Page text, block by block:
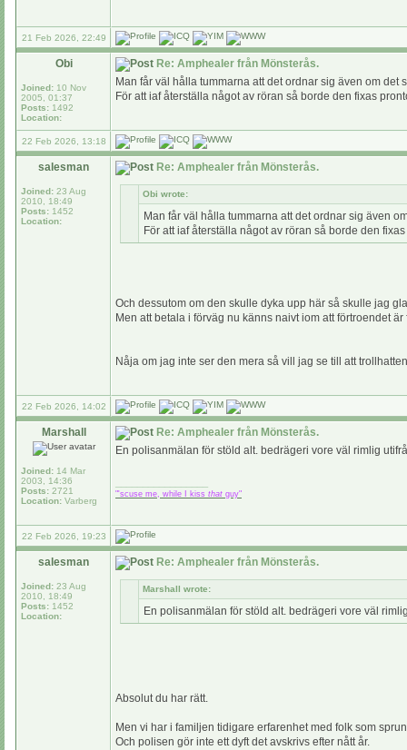
21 Feb 2026, 22:49
Obi
Joined: 10 Nov
2005, 01:37
Posts: 1492
Location:
Re: Amphealer från Mönsterås.
Man får väl hålla tummarna att det ordnar sig även om det
För att iaf återställa något av röran så borde den fixas
22 Feb 2026, 13:18
salesman
Joined: 23 Aug
2010, 18:49
Posts: 1452
Location:
Re: Amphealer från Mönsterås.
Obi wrote:
Man får väl hålla tummarna att det ordnar sig även
För att iaf återställa något av röran så borde den
Och dessutom om den skulle dyka upp här så skulle jag
Men att betala i förväg nu känns naivt iom att förtroendet är
Nåja om jag inte ser den mera så vill jag se till att
22 Feb 2026, 14:02
Marshall
Joined: 14 Mar
2003, 14:36
Posts: 2721
Location: Varberg
Re: Amphealer från Mönsterås.
En polisanmälan för stöld alt. bedrägeri vore väl rimlig
"'scuse me, while I kiss that guy"
22 Feb 2026, 19:23
salesman
Joined: 23 Aug
2010, 18:49
Posts: 1452
Location:
Re: Amphealer från Mönsterås.
Marshall wrote:
En polisanmälan för stöld alt. bedrägeri vore väl
Absolut du har rätt.
Men vi har i familjen tidigare erfarenhet med folk som
Och polisen gör inte ett dyft det avskrivs efter nått år.